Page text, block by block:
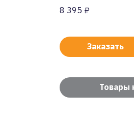
8 395 ₽
Заказать
Товары